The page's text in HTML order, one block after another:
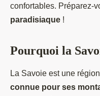
confortables. Préparez-
paradisiaque !
Pourquoi la
La Savoie est une
connue pour ses